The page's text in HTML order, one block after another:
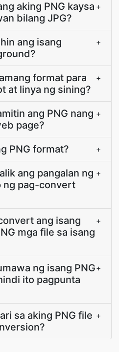
aking PNG kaysa
bilang JPG?
+
ang isang
+
format para
at linya ng sining?
+
ang PNG nang
page?
+
PNG format? +
ang pangalan ng
ng pag-convert
+
ang isang
mga file sa isang
+
ng isang PNG
ito pagpunta
+
sa aking PNG file +